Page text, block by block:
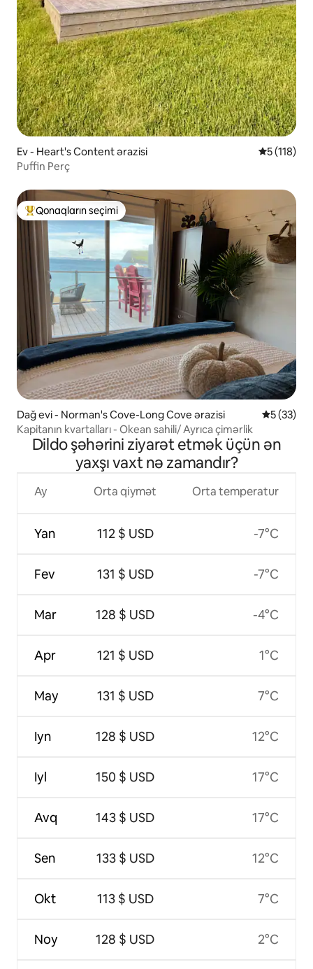
Ev - Heart's Content ərazisi Ortalama
5 (118)
Puffin Perç
Populyar "Qonaqların seçimi"
Qonaqların seçimi
Dağ evi - Norman's Cove-Long Cove ərazisi Ortalama
5 (33)
Kapitanın kvartalları - Okean sahili/ Ayrıca çimərlik
Dildo şəhərini ziyarət etmək üçün ən
yaxşı vaxt nə zamandır?
Ay
Yan
Fev
Mar
Apr
May
Iyn
Iyl
Avq
Sen
Okt
Noy
Orta qiymət
112 $ USD
131 $ USD
128 $ USD
121 $ USD
131 $ USD
128 $ USD
150 $ USD
143 $ USD
133 $ USD
113 $ USD
128 $ USD
Orta temperatur
-7°C
-7°C
-4°C
1°C
7°C
12°C
17°C
17°C
12°C
7°C
2°C